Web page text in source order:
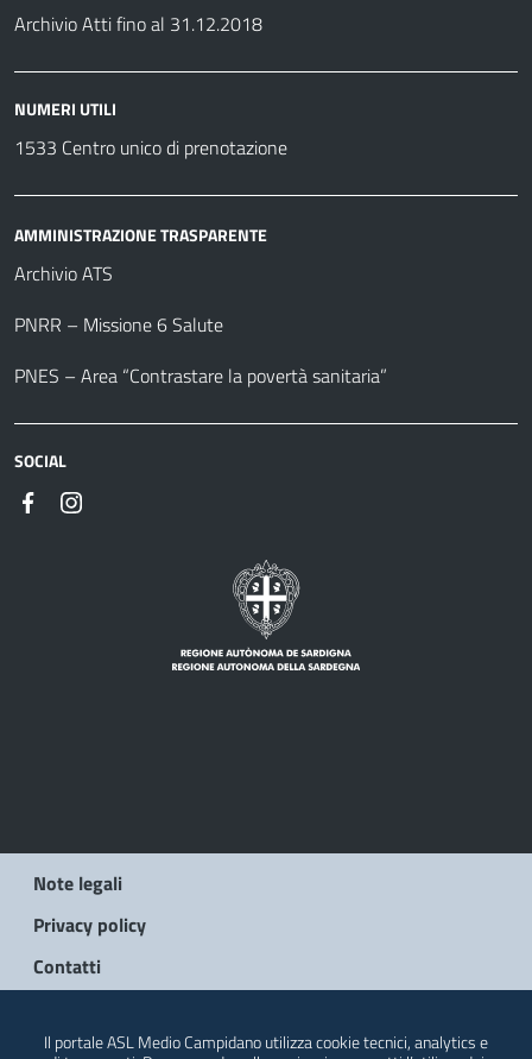
Archivio Atti fino al 31.12.2018
NUMERI UTILI
1533 Centro unico di prenotazione
AMMINISTRAZIONE TRASPARENTE
Archivio ATS
PNRR – Missione 6 Salute
PNES – Area “Contrastare la povertà sanitaria”
SOCIAL
Note legali
Privacy policy
Contatti
Il portale ASL Medio Campidano utilizza cookie tecnici, analytics e